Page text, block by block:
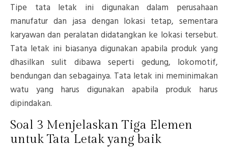
Tipe tata letak ini digunakan dalam perusahaan
manufatur dan jasa dengan lokasi tetap, sementara
karyawan dan peralatan didatangkan ke lokasi tersebut.
Tata letak ini biasanya digunakan apabila produk yang
dhasilkan sulit dibawa seperti gedung, lokomotif,
bendungan dan sebagainya. Tata letak ini meminimakan
watu yang harus digunakan apabila produk harus
dipindakan.
Soal 3 Menjelaskan Tiga Elemen
untuk Tata Letak yang baik